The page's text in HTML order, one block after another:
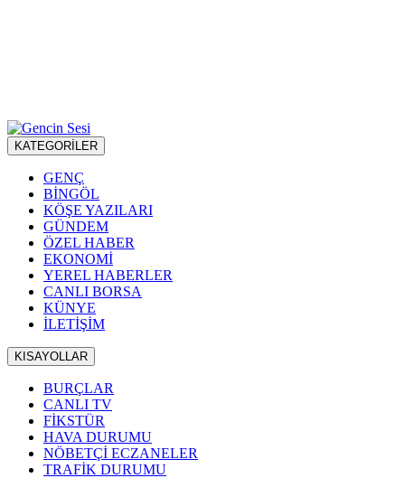
KATEGORİLER
GENÇ
BİNGÖL
KÖŞE YAZILARI
GÜNDEM
ÖZEL HABER
EKONOMİ
YEREL HABERLER
CANLI BORSA
KÜNYE
İLETİŞİM
KISAYOLLAR
BURÇLAR
CANLI TV
FİKSTÜR
HAVA DURUMU
NÖBETÇİ ECZANELER
TRAFİK DURUMU